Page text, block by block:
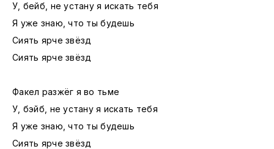
У, бейб, не устану я искать тебя
Я уже знаю, что ты будешь
Сиять ярче звёзд
Сиять ярче звёзд
Факел разжёг я во тьме
У, бэйб, не устану я искать тебя
Я уже знаю, что ты будешь
Сиять ярче звёзд